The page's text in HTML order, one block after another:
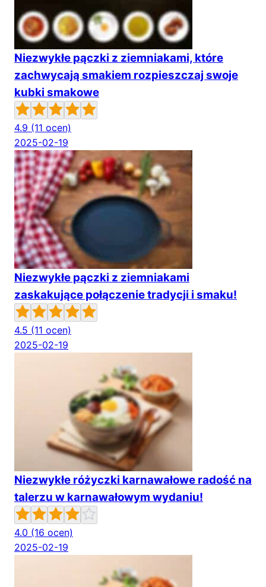
Niezwykłe pączki z ziemniakami, które
zachwycają smakiem rozpieszczaj swoje
kubki smakowe
4.9 (11 ocen)
2025-02-19
Niezwykłe pączki z ziemniakami
zaskakujące połączenie tradycji i smaku!
4.5 (11 ocen)
2025-02-19
Niezwykłe różyczki karnawałowe radość na
talerzu w karnawałowym wydaniu!
4.0 (16 ocen)
2025-02-19